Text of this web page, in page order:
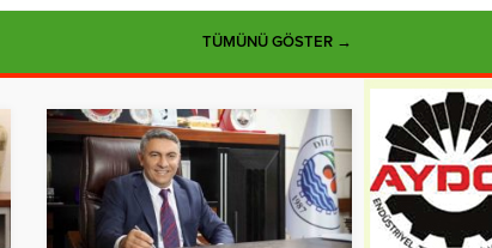
TÜMÜNÜ GÖSTER →